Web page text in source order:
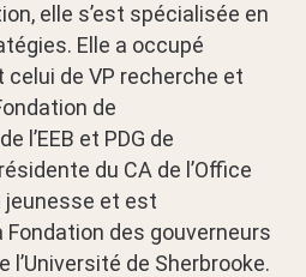
elle s’est spécialisée en
Elle a occupé
de VP recherche et
de
l’EEB et PDG de
du CA de l’Office
jeunesse et est
des gouverneurs
l’Université de Sherbrooke.